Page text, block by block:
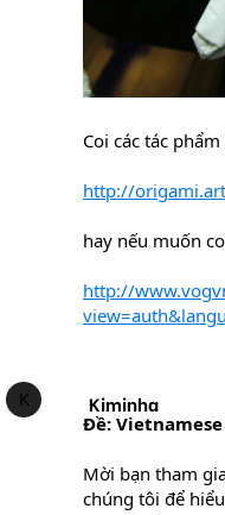
Coi các tác
http://
hay nếu muốn
http://
K Kiminha
Ðề:
Mời bạn tham
chúng tôi để